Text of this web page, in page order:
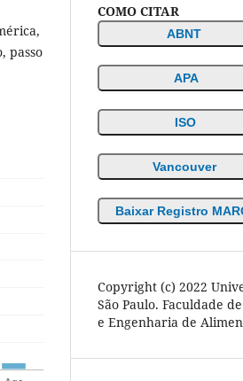
passo
COMO CITAR
ABNT
APA
ISO
Vancouver
Baixar Registro
Copyright (c) 2022
São Paulo. Faculdade
e Engenharia de